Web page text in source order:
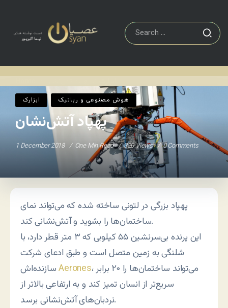
ابزارک هوش مصنوعی و رباتیک
پهپاد آتش‌نشان
1 December 2018 One Min Read 320 Views 0 Comments
پهپاد بزرگی در لتونی ساخته شده که می‌تواند نمای
ساختمان‌ها را بشوید و آتش‌نشانی کند.
این پرنده بی‌سرنشین ۵۵ کیلویی که ۳ متر قطر دارد، با
شلنگی به زمین متصل است و طبق ادعای شرکت
سازنده‌اشAerones، می‌تواند ساختمان‌ها را ۲۰ برابر
سریع‌تر از انسان تمیز کند و به ارتفاعی بالاتر از
نردبان‌های آتش‌نشانی برسد.